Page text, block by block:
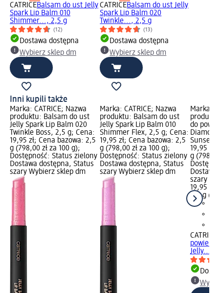
CATRICEBalsam do ust Jelly
Spark Lip Balm 010
Shimmer..., 2,5 g
(12)
Dostawa dostępna
Wybierz sklep dm
CATRICEBalsam do ust Jelly
Spark Lip Balm 020
Twinkle..., 2,5 g
(13)
Dostawa dostępna
Wybierz sklep dm
Inni kupili także
Marka: CATRICE; Nazwa
produktu: Balsam do ust
Jelly Spark Lip Balm 020
Twinkle Boss, 2,5 g; Cena:
19,95 zł; Cena bazowa: 2,5
g (798,00 zł za 100 g);
Dostępność: Status zielony
Dostawa dostępna, Status
szary Wybierz sklep dm
Marka: CATRICE; Nazwa
produktu: Balsam do ust
Jelly Spark Lip Balm 010
Shimmer Flex, 2,5 g; Cena:
19,95 zł; Cena bazowa: 2,5
g (798,00 zł za 100 g);
Dostępność: Status zielony
Dostawa dostępna, Status
szary Wybierz sklep dm
Marka:
do
Sunset
19,95
g
szary
19,95 zł
2,5 g
CATRICE
powiek
Jelly...,